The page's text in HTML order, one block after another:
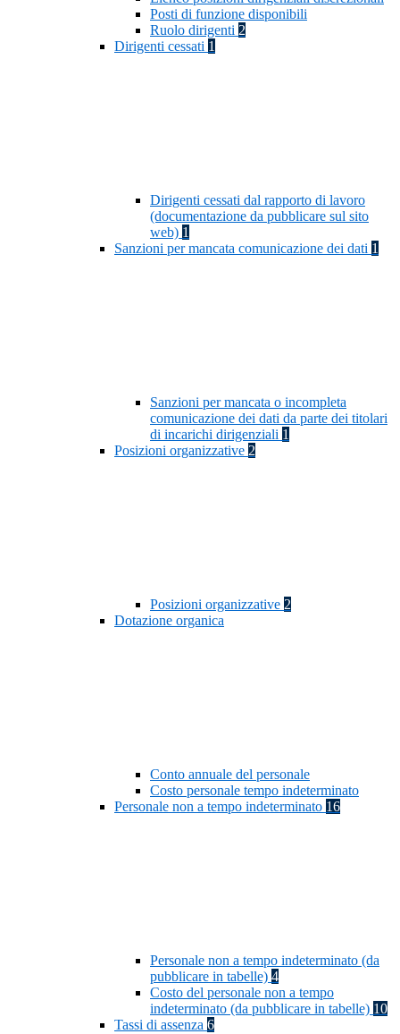
Posti di funzione disponibili
Ruolo dirigenti 2
Dirigenti cessati 1
Dirigenti cessati dal rapporto di lavoro
(documentazione da pubblicare sul sito
web) 1
Sanzioni per mancata comunicazione dei dati 1
Sanzioni per mancata o incompleta
comunicazione dei dati da parte dei titolari
di incarichi dirigenziali 1
Posizioni organizzative 2
Posizioni organizzative 2
Dotazione organica
Conto annuale del personale
Costo personale tempo indeterminato
Personale non a tempo indeterminato 16
Personale non a tempo indeterminato (da
pubblicare in tabelle) 4
Costo del personale non a tempo
indeterminato (da pubblicare in tabelle) 10
Tassi di assenza 6